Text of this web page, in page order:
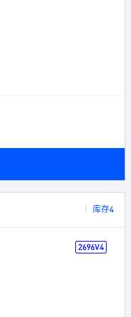
库存4
2696V4